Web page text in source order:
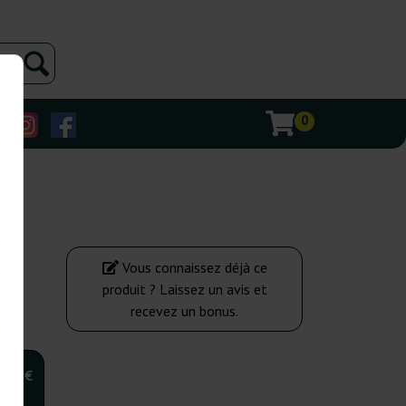
0
€
Vous connaissez déjà ce
produit ? Laissez un avis et
recevez un bonus.